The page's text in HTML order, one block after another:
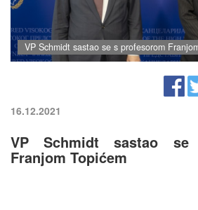
VP Schmidt sastao se s profesorom
16.12.2021
VP Schmidt sastao se
Franjom Topićem